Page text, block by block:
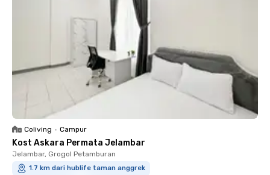
Coliving • Campur
Kost Askara Permata Jelambar
Jelambar, Grogol Petamburan
1.7 km dari hublife taman anggrek